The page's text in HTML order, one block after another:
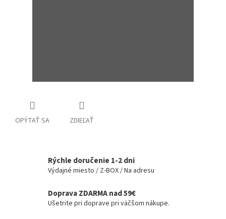
OPÝTAŤ SA ZDIEĽAŤ
Rýchle doručenie 1-2 dni
Výdajné miesto / Z-BOX / Na adresu
Doprava ZDARMA nad 59€
Ušetrite pri doprave pri väčšom nákupe.